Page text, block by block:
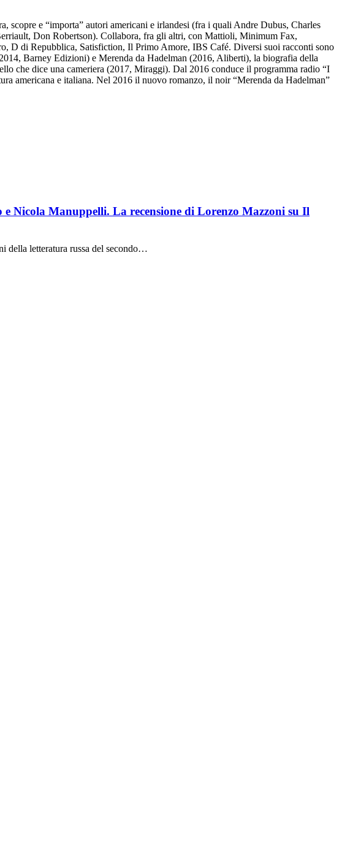
scopre e “importa” autori americani e irlandesi (fra i quali Andre Dubus, Charles
Don Robertson). Collabora, fra gli altri, con Mattioli, Minimum Fax,
D di Repubblica, Satisfiction, Il Primo Amore, IBS Café. Diversi suoi racconti sono
Barney Edizioni) e Merenda da Hadelman (2016, Aliberti), la biografia della
che dice una cameriera (2017, Miraggi). Dal 2016 conduce il programma radio “I
americana e italiana. Nel 2016 il nuovo romanzo, il noir “Merenda da Hadelman”
Nicola Manuppelli. La recensione di Lorenzo Mazzoni su Il
della letteratura russa del secondo…